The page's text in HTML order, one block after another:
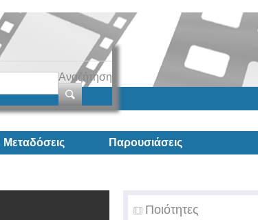
Αναζήτηση
Μεταδόσεις Παρουσιάσεις
Ποιότητες